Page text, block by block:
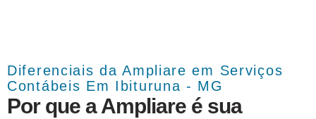
Diferenciais da Ampliare em Serviços
Contábeis Em Ibituruna - MG
Por que a Ampliare é sua